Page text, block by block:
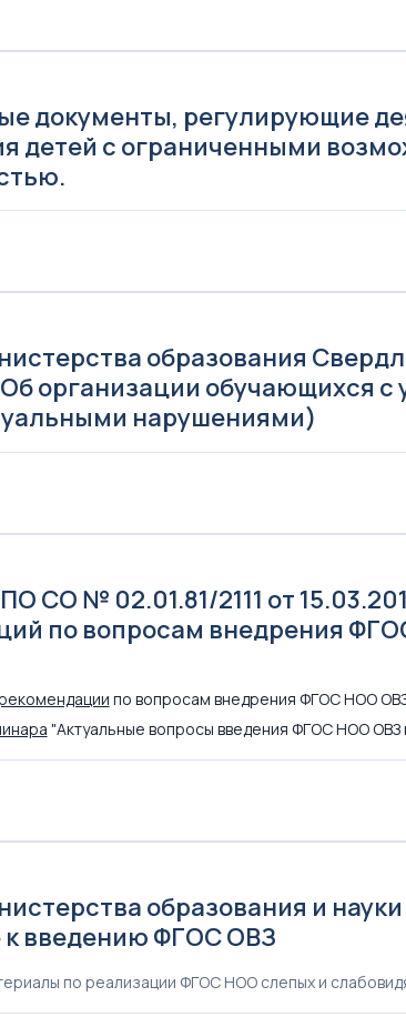
документы, регулирующие
детей с ограниченными
образования
организации обучающихся
нарушениями)
СО № 02.01.81/2111 от
по вопросам внедрения
по вопросам внедрения ФГОС НОО
"Актуальные вопросы введения ФГОС НОО
образования и
к введению ФГОС ОВЗ
по реализации ФГОС НОО слепых и